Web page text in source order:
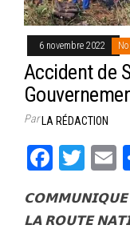
6 novembre 2022
Accident de
ParLA RÉDACTION
Fa
bo
T
tt
E
𝗖𝗢𝗠𝗠𝗨𝗡𝗜𝗤𝗨𝗘
𝗟𝗔 𝗥𝗢𝗨𝗧𝗘